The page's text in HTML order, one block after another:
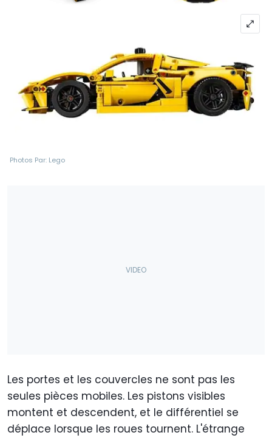
Photos Par: Lego
Les portes et les couvercles ne sont pas les
seules pièces mobiles. Les pistons visibles
montent et descendent, et le différentiel se
déplace lorsque les roues tournent. L'étrange